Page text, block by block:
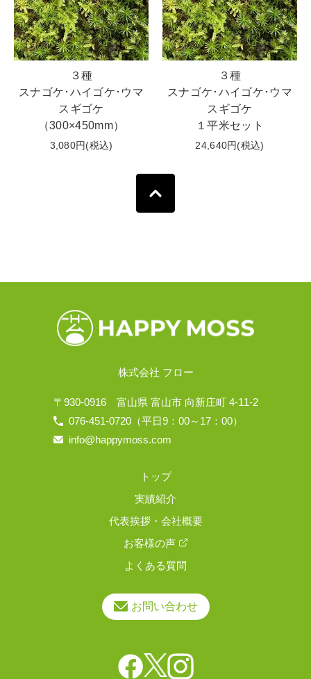
３種
スナゴケ･ハイゴケ･ウマ
スギゴケ
（300×450mm）
3,080円(税込)
３種
スナゴケ･ハイゴケ･ウマ
スギゴケ
１平米セット
24,640円(税込)
株式会社 フロー
〒930-0916 富山県 富山市 向新庄町 4-11-2
076-451-0720（平日9：00～17：00）
info@happymoss.com
トップ
実績紹介
代表挨拶・会社概要
お客様の声
よくある質問
お問い合わせ